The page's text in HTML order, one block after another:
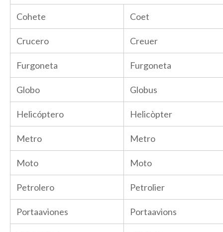
Cohete Coet
Crucero Creuer
Furgoneta Furgoneta
Globo Globus
Helicóptero Helicòpter
Metro Metro
Moto Moto
Petrolero Petrolier
Portaaviones Portaavions